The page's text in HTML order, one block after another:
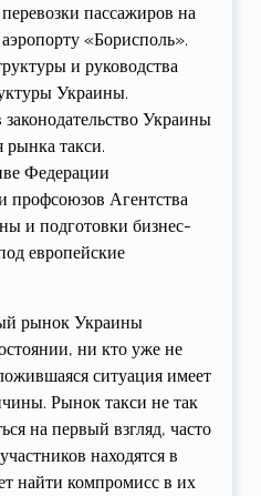
пассажиров на
«Борисполь».
и руководства
Украины.
Украины
такси.
Федерации
профсоюзов Агентства
и подготовки бизнес-
европейские
рынок Украины
ни кто уже не
ситуация имеет
Рынок такси не так
на первый взгляд, часто
находятся в
найти компромисс в их